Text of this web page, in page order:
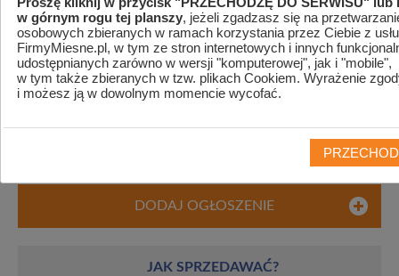
MENU
DODAJ OGŁOSZENIE
JAK SPRZEDAWAĆ?
w górnym rogu tej planszy, jeżeli zgadzasz się na
osobowych zbieranych w ramach korzystania przez Ciebie z
FirmyMiesne.pl, w tym ze stron internetowych i innych
udostępnianych zarówno w wersji "komputerowej", jak i "mobile",
w tym także zbieranych w tzw. plikach Cookiem. Wyrażenie
i możesz ją w dowolnym momencie wycofać.